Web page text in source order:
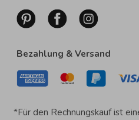
Bezahlung & Versand
*Für den Rechnungskauf ist